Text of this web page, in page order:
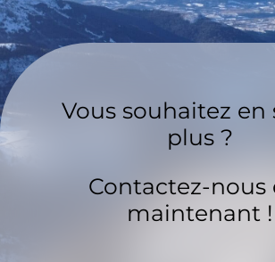
Vous souhaitez en
plus ?
Contactez-nous
maintenant !